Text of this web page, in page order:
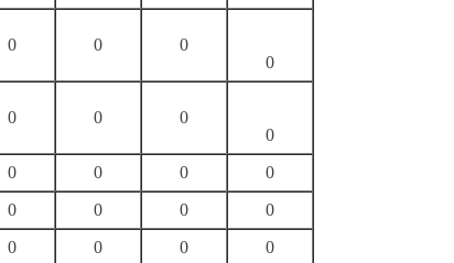
0 0
0
0
0 0
0
0
0 0 0
0
0 0 0
0
0 0 0 0